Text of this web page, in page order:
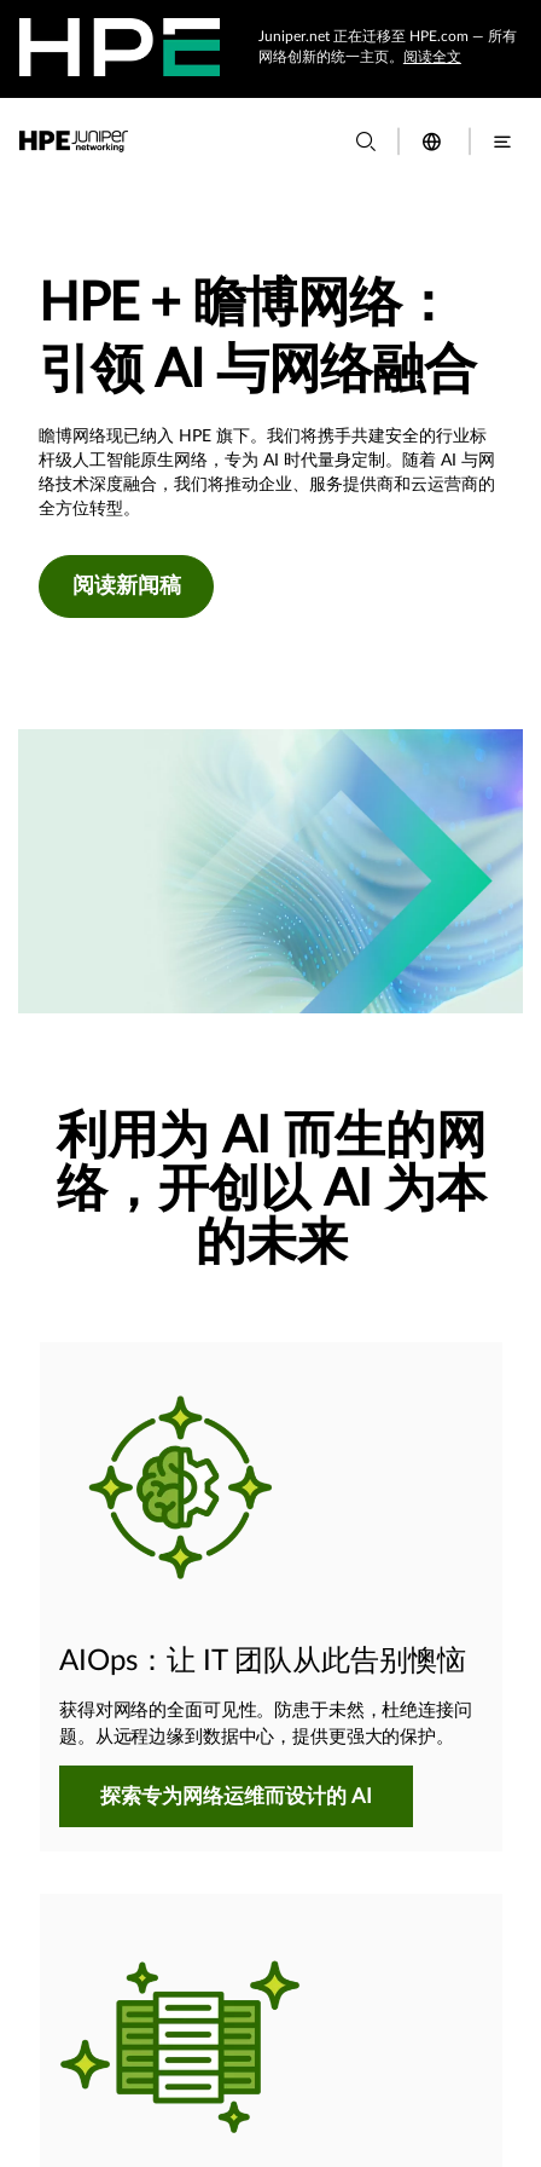
Juniper.net 正在迁移至 HPE.com — 所有
网络创新的统一主页。 阅读全文
HPE + 瞻博网络：
引领 AI 与网络融合
瞻博网络现已纳入 HPE 旗下。我们将携手共建安全的行业标
杆级人工智能原生网络，专为 AI 时代量身定制。随着 AI 与网
络技术深度融合，我们将推动企业、服务提供商和云运营商的
全方位转型。
阅读新闻稿
利用为 AI 而生的网
络，开创以 AI 为本
的未来
AIOps：让 IT 团队从此告别懊恼
获得对网络的全面可见性。防患于未然，杜绝连接问
题。从远程边缘到数据中心，提供更强大的保护。
探索专为网络运维而设计的 AI